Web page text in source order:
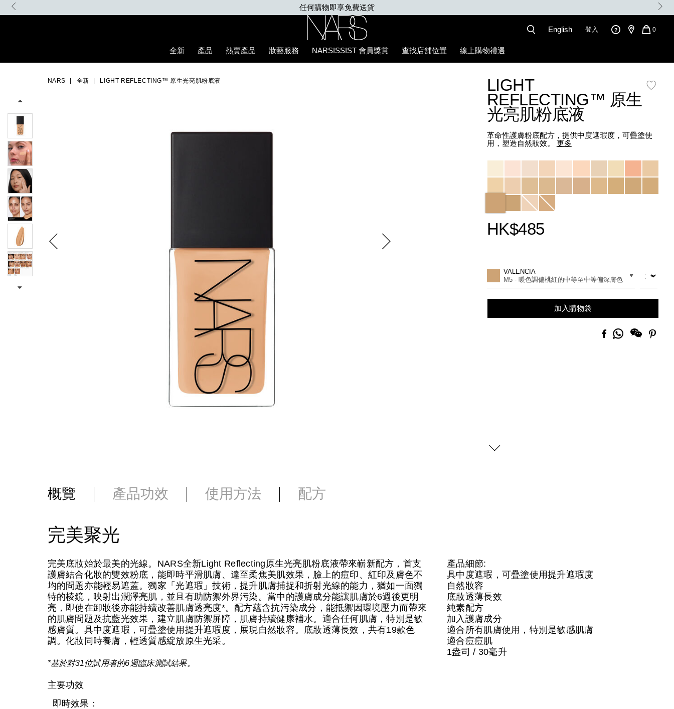
Skip
凡購買Insatiable炫彩緞光胭脂液，即享迷你手指粉撲。無須優惠碼。
English 登入
CART
0
全新 產品 熱賣產品 妝藝服務 NARSISSIST 會員獎賞 查找店舖位置 線上購物禮遇
NARS 全新 LIGHT REFLECTING™ 原生光亮肌粉底液
%E5%8E%9F%E7%94%9F%E5%85%89%E4%BA%AE%E8%82%8C%E7%B2%89%E5%BA%95%E6%B6%B2/0194251070681_hk.html
0194251070681_hk
LIGHT
REFLECTING™ 原生
光亮肌粉底液
革命性護膚粉底配方，提供中度遮瑕度，可疊塗使
用，塑造自然妝效。 更多
Variations
HK$485
to
options
Actions
VALENCIA
M5 - 暖色調偏桃紅的中等至中等偏深膚色
數量
加入購物袋
Facebook
分
概覽 產品功效 使用方法 配方
完美聚光
完美底妝始於最美的光線。NARS全新Light Reflecting原生光亮肌粉底液帶來嶄新配方，首支
護膚結合化妝的雙效粉底，能即時平滑肌膚、達至柔焦美肌效果，臉上的痘印、紅印及膚色不
均的問題亦能輕易遮蓋。獨家「光遮瑕」技術，提升肌膚捕捉和折射光線的能力，猶如一面獨
特的棱鏡，映射出潤澤亮肌，並且有助防禦外界污染。當中的護膚成分能讓肌膚於6週後更明
亮，即使在卸妝後亦能持續改善肌膚透亮度*。配方蘊含抗污染成分，能抵禦因環境壓力而帶來
的肌膚問題及抗藍光效果，建立肌膚防禦屏障，肌膚持續健康補水。適合任何肌膚，特別是敏
感膚質。具中度遮瑕，可疊塗使用提升遮瑕度，展現自然妝容。底妝透薄長效，共有19款色
調。化妝同時養膚，輕透質感綻放原生光采。
*基於對31位試用者的6週臨床測試結果。
主要功效
即時效果：
產品細節:
具中度遮瑕，可疊塗使用提升遮瑕度
自然妝容
底妝透薄長效
純素配方
加入護膚成分
適合所有肌膚使用，特別是敏感肌膚
適合痘痘肌
1盎司 / 30毫升